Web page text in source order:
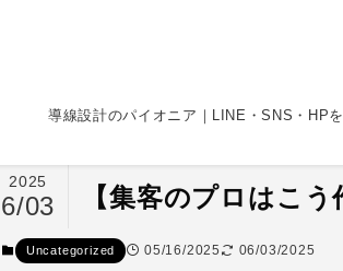
導線設計のパイオニア｜LINE・SNS・HP
【集客のプロはこ
2025
6/03
Uncategorized 05/16/2025 06/03/2025